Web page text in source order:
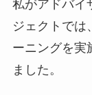
私がアドバイ
ジェクトでは
ーニングを実
ました。